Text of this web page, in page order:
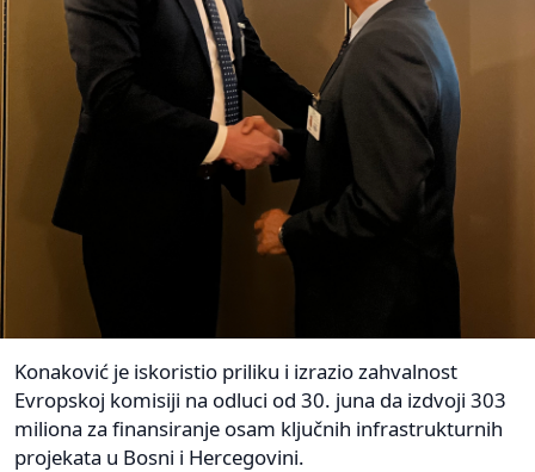
Konaković je iskoristio priliku i izrazio zahvalnost
Evropskoj komisiji na odluci od 30. juna da izdvoji 303
miliona za finansiranje osam ključnih infrastrukturnih
projekata u Bosni i Hercegovini.